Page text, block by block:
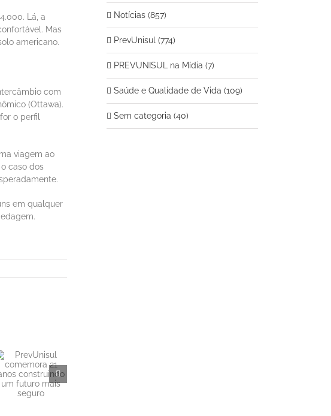
Lá, a
Mas
americano.
com
(Ottawa).
o perfil
viagem ao
caso dos
em qualquer
Notícias (857)
PrevUnisul (774)
PREVUNISUL na Mídia (7)
Saúde e Qualidade de Vida (109)
Sem categoria (40)